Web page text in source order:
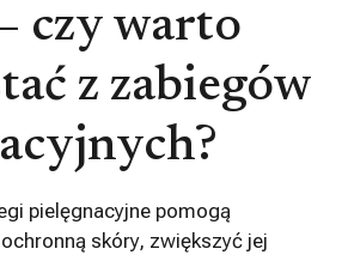
czy warto
z zabiegów
pielęgnacyjne pomogą
skóry, zwiększyć jej